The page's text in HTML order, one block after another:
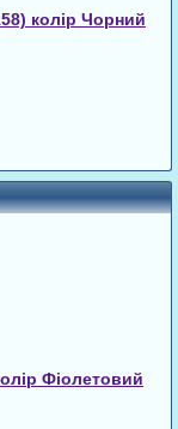
колір Чорний
Фіолетовий